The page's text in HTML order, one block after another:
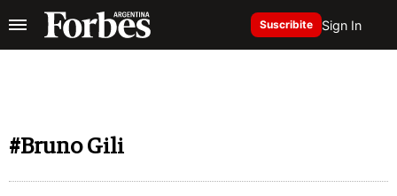
Suscribite Sign In
#Bruno Gili